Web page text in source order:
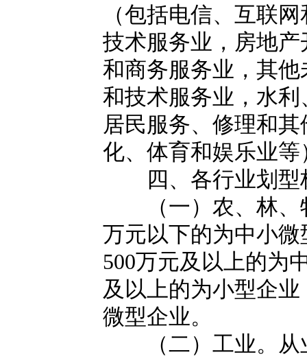
（包括电信、互联
技术服务业，房地
和商务服务业，其
和技术服务业，水
居民服务、修理和
化、体育和娱乐业等
四、各行业划型
（一）农、林、
万元以下的为中小
500万元及以上的为
及以上的为小型企
微型企业。
（二）工业。从